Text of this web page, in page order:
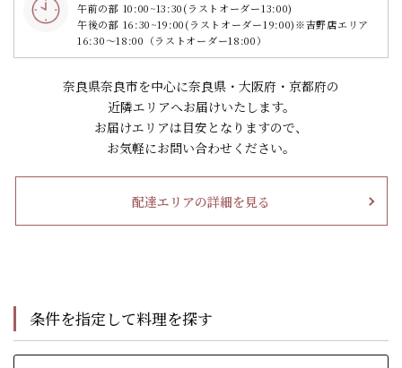
午前の部 10:00~13:30(ラストオーダー13:00)
午後の部 16:30~19:00(ラストオーダー19:00)※吉野店エリア
16:30～18:00（ラストオーダー18:00）
奈良県奈良市を中心に奈良県・大阪府・京都府の
近隣エリアへお届けいたします。
お届けエリアは目安となりますので、
お気軽にお問い合わせください。
配達エリアの詳細を見る
条件を指定して料理を探す